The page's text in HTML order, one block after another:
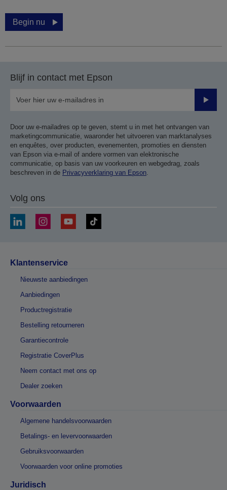
Begin nu
Blijf in contact met Epson
Door uw e-mailadres op te geven, stemt u in met het ontvangen van
marketingcommunicatie, waaronder het uitvoeren van marktanalyses
en enquêtes, over producten, evenementen, promoties en diensten
van Epson via e-mail of andere vormen van elektronische
communicatie, op basis van uw voorkeuren en webgedrag, zoals
beschreven in de Privacyverklaring van Epson.
Volg ons
Klantenservice
Nieuwste aanbiedingen
Aanbiedingen
Productregistratie
Bestelling retourneren
Garantiecontrole
Registratie CoverPlus
Neem contact met ons op
Dealer zoeken
Voorwaarden
Algemene handelsvoorwaarden
Betalings- en levervoorwaarden
Gebruiksvoorwaarden
Voorwaarden voor online promoties
Juridisch